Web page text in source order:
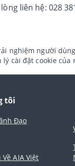
liên hệ: 028
nghiệm người
cài đặt cookie của
tôi
Đạo
AIA Việt